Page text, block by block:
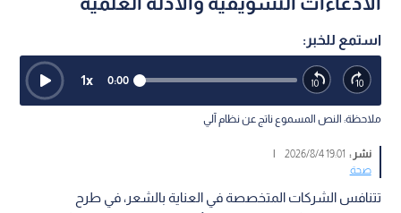
استمع للخبر:
0:00
1x
ملاحظة: النص المسموع ناتج عن نظام آلي
نشر : 19:01 2026/8/4
|
صحة
تتنافس الشركات المتخصصة في العناية بالشعر، في طرح